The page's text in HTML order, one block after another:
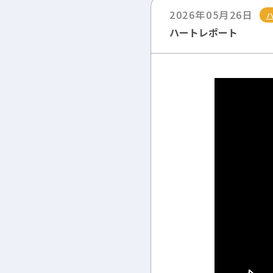
2026年05月26日
ハートレポート